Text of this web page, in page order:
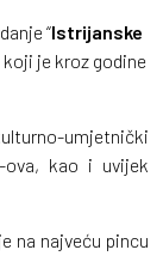
“Istrijanske
koji je kroz godine
umjetnički
ova, kao i uvijek
na najveću pincu